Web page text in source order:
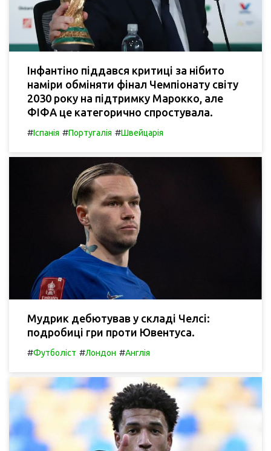
Інфантіно піддався критиці за нібито
наміри обміняти фінал Чемпіонату світу
2030 року на підтримку Марокко, але
ФІФА це категорично спростувала.
#Іспанія #Португалія #Швейцарія
Мудрик дебютував у складі Челсі:
подробиці гри проти Ювентуса.
#Футболіст #Лондон #Англія